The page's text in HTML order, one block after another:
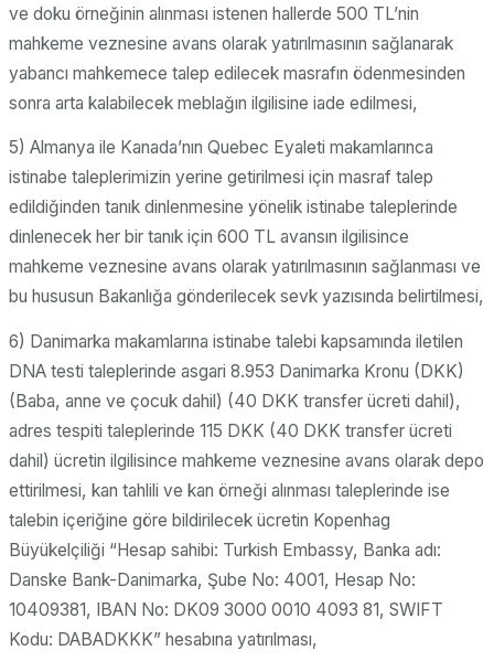
ve doku örneğinin alınması istenen hallerde 500 TL’nin
mahkeme veznesine avans olarak yatırılmasının sağlanarak
yabancı mahkemece talep edilecek masrafın ödenmesinden
sonra arta kalabilecek meblağın ilgilisine iade edilmesi,
5) Almanya ile Kanada’nın Quebec Eyaleti makamlarınca
istinabe taleplerimizin yerine getirilmesi için masraf talep
edildiğinden tanık dinlenmesine yönelik istinabe taleplerinde
dinlenecek her bir tanık için 600 TL avansın ilgilisince
mahkeme veznesine avans olarak yatırılmasının sağlanması ve
bu hususun Bakanlığa gönderilecek sevk yazısında belirtilmesi,
6) Danimarka makamlarına istinabe talebi kapsamında iletilen
DNA testi taleplerinde asgari 8.953 Danimarka Kronu (DKK)
(Baba, anne ve çocuk dahil) (40 DKK transfer ücreti dahil),
adres tespiti taleplerinde 115 DKK (40 DKK transfer ücreti
dahil) ücretin ilgilisince mahkeme veznesine avans olarak depo
ettirilmesi, kan tahlili ve kan örneği alınması taleplerinde ise
talebin içeriğine göre bildirilecek ücretin Kopenhag
Büyükelçiliği “Hesap sahibi: Turkish Embassy, Banka adı:
Danske Bank-Danimarka, Şube No: 4001, Hesap No:
10409381, IBAN No: DK09 3000 0010 4093 81, SWIFT
Kodu: DABADKKK” hesabına yatırılması,